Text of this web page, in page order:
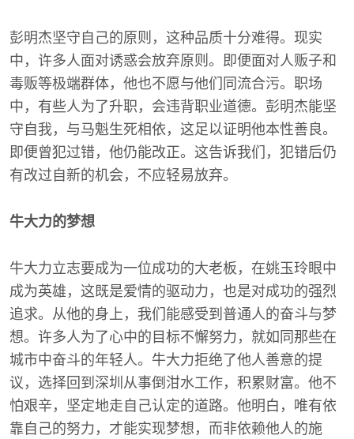
彭明杰坚守自己的原则，这种品质十分难得。现实
中，许多人面对诱惑会放弃原则。即便面对人贩子和
毒贩等极端群体，他也不愿与他们同流合污。职场
中，有些人为了升职，会违背职业道德。彭明杰能坚
守自我，与马魁生死相依，这足以证明他本性善良。
即便曾犯过错，他仍能改正。这告诉我们，犯错后仍
有改过自新的机会，不应轻易放弃。
牛大力的梦想
牛大力立志要成为一位成功的大老板，在姚玉玲眼中
成为英雄，这既是爱情的驱动力，也是对成功的强烈
追求。从他的身上，我们能感受到普通人的奋斗与梦
想。许多人为了心中的目标不懈努力，就如同那些在
城市中奋斗的年轻人。牛大力拒绝了他人善意的提
议，选择回到深圳从事倒泔水工作，积累财富。他不
怕艰辛，坚定地走自己认定的道路。他明白，唯有依
靠自己的努力，才能实现梦想，而非依赖他人的施